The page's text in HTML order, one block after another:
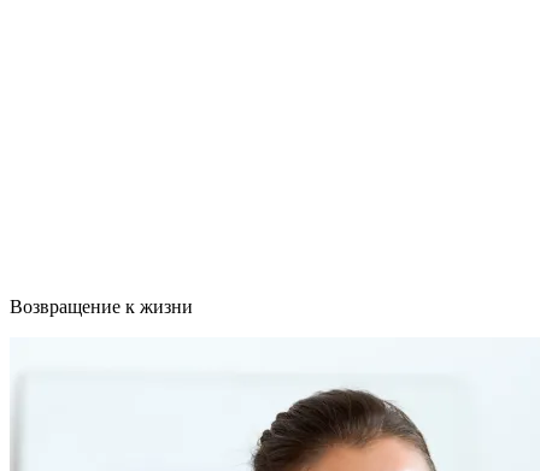
Возвращение к жизни